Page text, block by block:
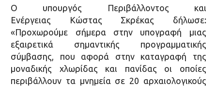
Ο υπουργός Περιβάλλοντος και
Ενέργειας Κώστας Σκρέκας δήλωσε:
«Προχωρούμε σήμερα στην υπογραφή μιας
εξαιρετικά σημαντικής προγραμματικής
σύμβασης, που αφορά στην καταγραφή της
μοναδικής χλωρίδας και πανίδας οι οποίες
περιβάλλουν τα μνημεία σε 20 αρχαιολογικούς